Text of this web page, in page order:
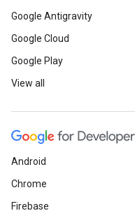
Google Antigravity
Google Cloud
Google Play
View all
Android
Chrome
Firebase